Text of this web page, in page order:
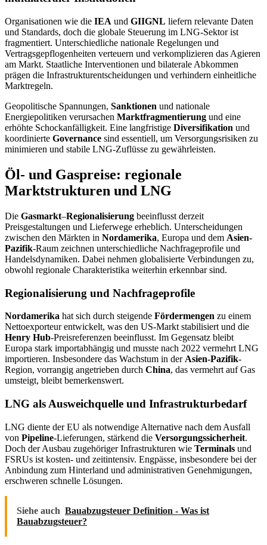
Organisationen wie die IEA und GIIGNL liefern relevante Daten
und Standards, doch die globale Steuerung im LNG-Sektor ist
fragmentiert. Unterschiedliche nationale Regelungen und
Vertragsgepflogenheiten verteuern und verkomplizieren das Agieren
am Markt. Staatliche Interventionen und bilaterale Abkommen
prägen die Infrastrukturentscheidungen und verhindern einheitliche
Marktregeln.
Geopolitische Spannungen, Sanktionen und nationale
Energiepolitiken verursachen Marktfragmentierung und eine
erhöhte Schockanfälligkeit. Eine langfristige Diversifikation und
koordinierte Governance sind essentiell, um Versorgungsrisiken zu
minimieren und stabile LNG-Zuflüsse zu gewährleisten.
Öl- und Gaspreise: regionale
Marktstrukturen und LNG
Die Gasmarkt–Regionalisierung beeinflusst derzeit
Preisgestaltungen und Lieferwege erheblich. Unterscheidungen
zwischen den Märkten in Nordamerika, Europa und dem Asien-
Pazifik-Raum zeichnen unterschiedliche Nachfrageprofile und
Handelsdynamiken. Dabei nehmen globalisierte Verbindungen zu,
obwohl regionale Charakteristika weiterhin erkennbar sind.
Regionalisierung und Nachfrageprofile
Nordamerika hat sich durch steigende Fördermengen zu einem
Nettoexporteur entwickelt, was den US-Markt stabilisiert und die
Henry Hub-Preisreferenzen beeinflusst. Im Gegensatz bleibt
Europa stark importabhängig und musste nach 2022 vermehrt LNG
importieren. Insbesondere das Wachstum in derAsien-Pazifik-
Region, vorrangig angetrieben durch China, das vermehrt auf Gas
umsteigt, bleibt bemerkenswert.
LNG als Ausweichquelle und Infrastrukturbedarf
LNG diente der EU als notwendige Alternative nach dem Ausfall
von Pipeline-Lieferungen, stärkend die Versorgungssicherheit.
Doch der Ausbau zugehöriger Infrastrukturen wie Terminals und
FSRUs ist kosten- und zeitintensiv. Engpässe, insbesondere bei der
Anbindung zum Hinterland und administrativen Genehmigungen,
erschweren schnelle Lösungen.
Siehe auch Bauabzugsteuer Definition - Was ist
Bauabzugsteuer?